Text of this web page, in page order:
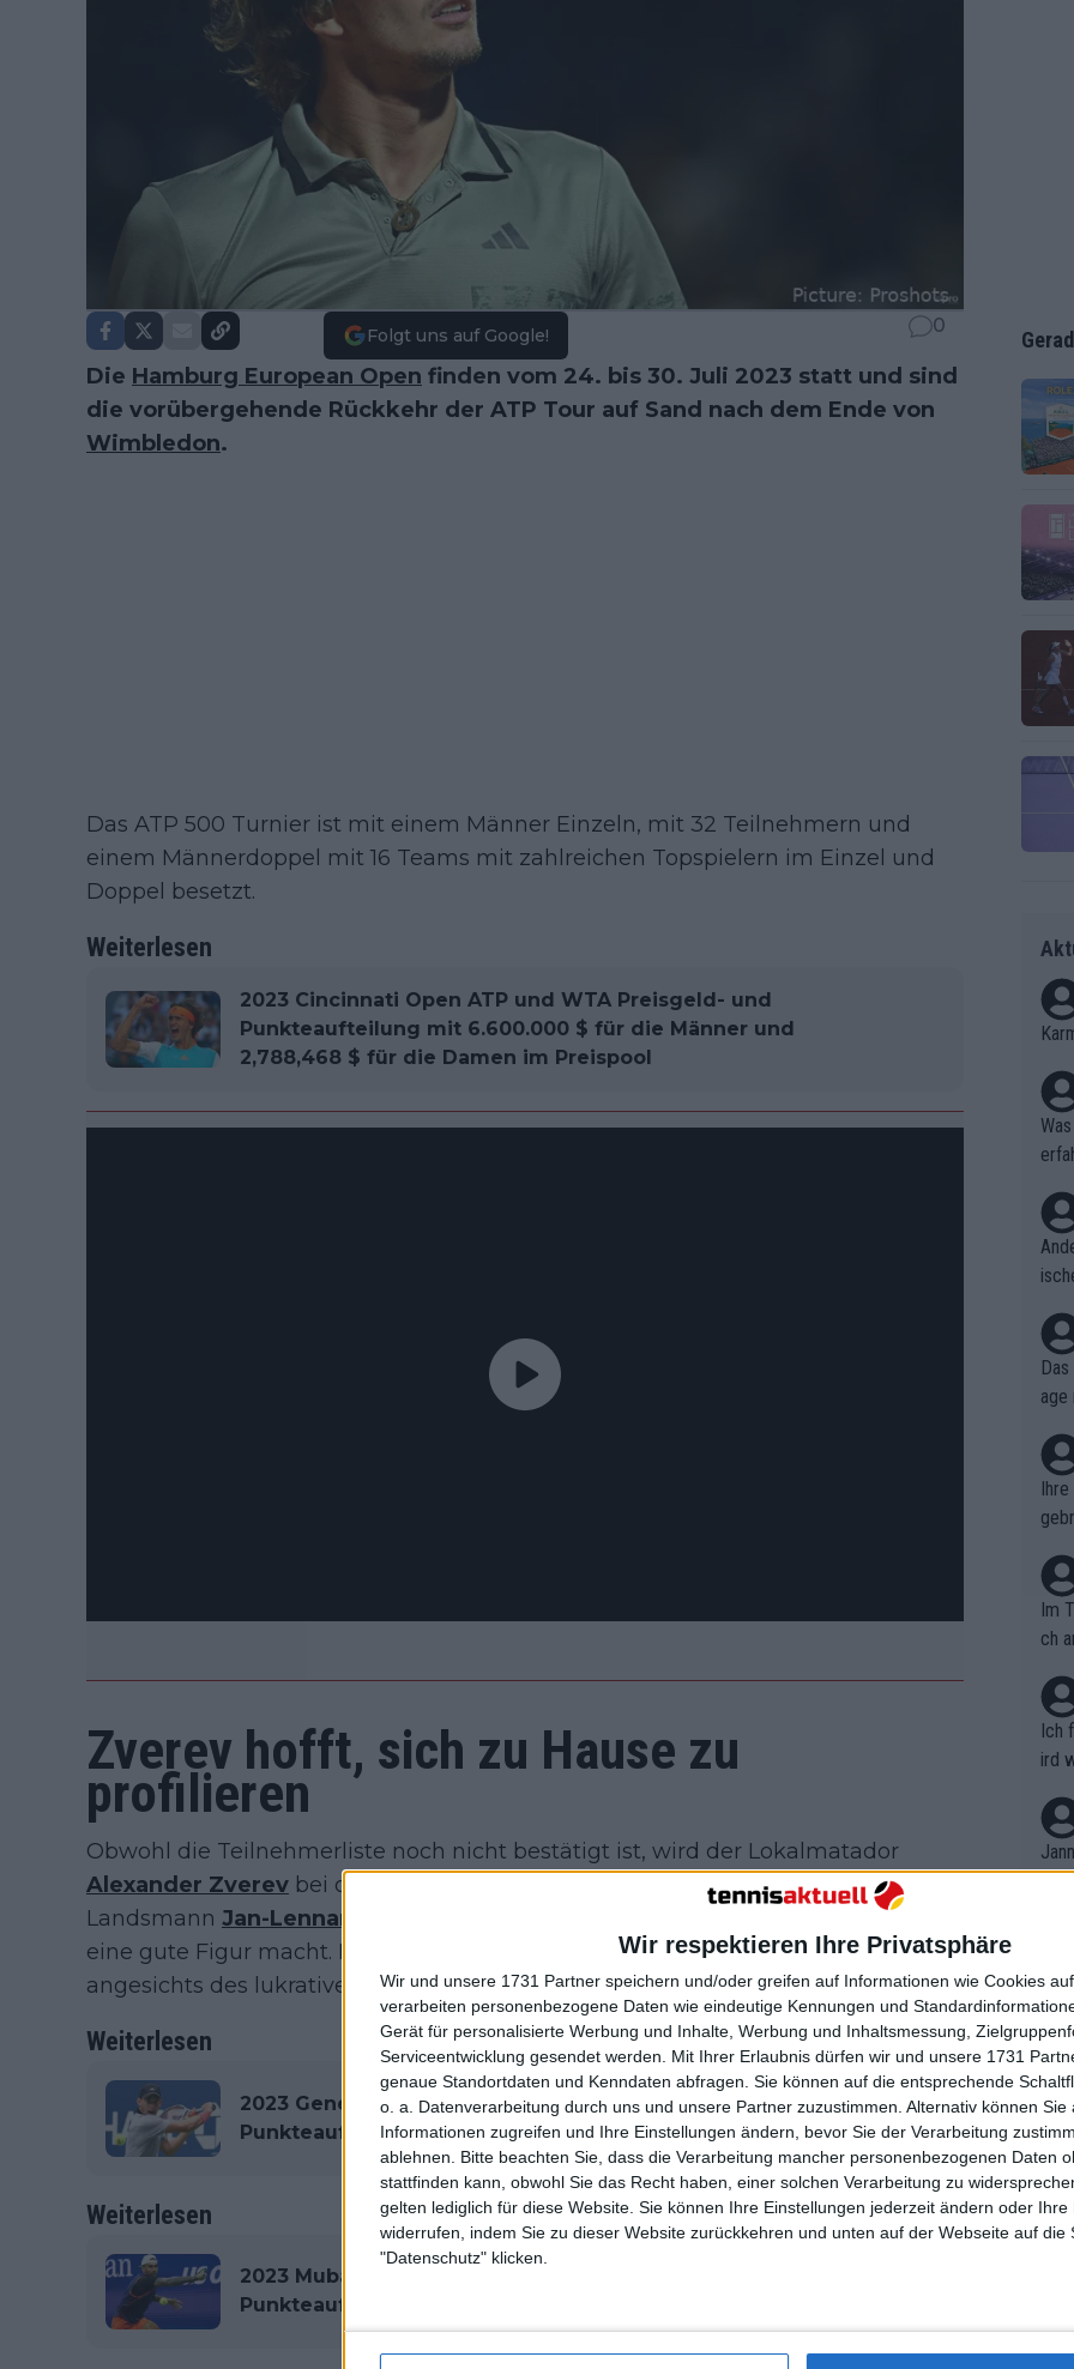
Wir respektieren Ihre Privatsphäre
Wir und unsere 1731 Partner speichern und/oder greifen auf Informationen wie Cookies
verarbeiten personenbezogene Daten wie eindeutige Kennungen und
Gerät für personalisierte Werbung und Inhalte, Werbung und Inhaltsmessung,
Serviceentwicklung gesendet werden. Mit Ihrer Erlaubnis dürfen wir und unsere 1731
genaue Standortdaten und Kenndaten abfragen. Sie können auf die entsprechende
o. a. Datenverarbeitung durch uns und unsere Partner zuzustimmen. Alternativ können Sie
Informationen zugreifen und Ihre Einstellungen ändern, bevor Sie der Verarbeitung
ablehnen. Bitte beachten Sie, dass die Verarbeitung mancher personenbezogenen Daten
stattfinden kann, obwohl Sie das Recht haben, einer solchen Verarbeitung zu
gelten lediglich für diese Website. Sie können Ihre Einstellungen jederzeit ändern oder Ihre
widerrufen, indem Sie zu dieser Website zurückkehren und unten auf der Webseite auf die
"Datenschutz" klicken.
Folgt uns auf Google! 0
Die Hamburg European Open finden vom 24. bis 30. Juli 2023 statt und sind
die vorübergehende Rückkehr der ATP Tour auf Sand nach dem Ende von
Wimbledon.
Das ATP 500 Turnier ist mit einem Männer Einzeln, mit 32 Teilnehmern und
einem Männerdoppel mit 16 Teams mit zahlreichen Topspielern im Einzel und
Doppel besetzt.
Weiterlesen
2023 Cincinnati Open ATP und WTA Preisgeld- und
Punkteaufteilung mit 6.600.000 $ für die Männer und
2,788,468 $ für die Damen im Preispool
Zverev hofft, sich zu Hause zu
profilieren
Obwohl die Teilnehmerliste noch nicht bestätigt ist, wird der Lokalmatador
Alexander Zverev bei der Veranstaltung antreten. Neben ihm wird auch sein
Landsmann Jan-Lennard Struff
antreten, der vor heimischem Publikum immer
eine gute Figur macht. Der Norweger
Casper Ruudwird ebenfalls antreten, was
angesichts des lukrativen Preispools von 1.831.515 € keine Überraschung ist.
Weiterlesen
2023 Generali Open Kitzbühel Preisgeld- und
Punkteaufteilung mit 562.815 € im Preispool
Weiterlesen
2023 Mubadala Citi DC Open ATP und WTA Preisgeld- und
Punkteaufteilung mit $2.013.940 im Preispool
age
ben.
Im
ch
Ich
ird
r in
em
t,
B.
on
uss
mal
des
n
nt.
kel